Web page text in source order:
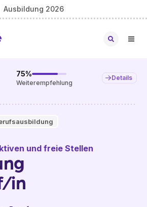
Ausbildung 2026
75%
Weiterempfehlung
Details
und freie Stellen
in